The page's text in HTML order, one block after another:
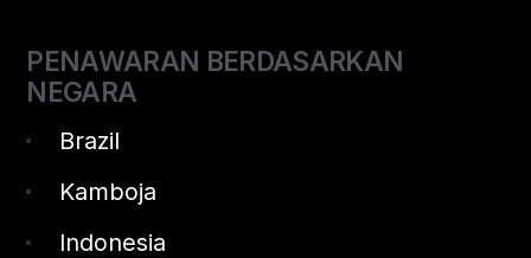
PENAWARAN BERDASARKAN
NEGARA
Brazil
Kamboja
Indonesia